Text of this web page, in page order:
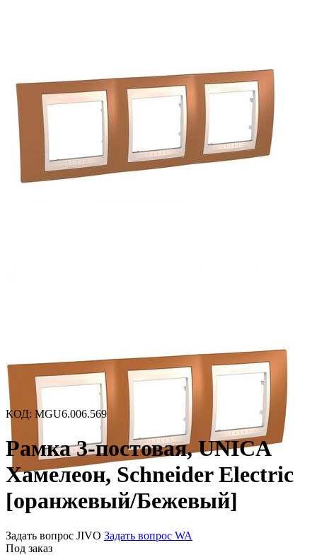
КОД: MGU6.006.569
Рамка 3-постовая, UNICA
Хамелеон, Schneider Electric
[оранжевый/Бежевый]
Задать вопрос JIVO Задать вопрос WA
Под заказ